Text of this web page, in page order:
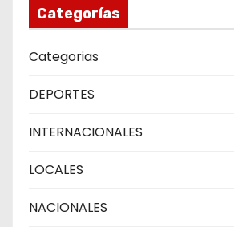
Categorías
Categorias
DEPORTES
INTERNACIONALES
LOCALES
NACIONALES